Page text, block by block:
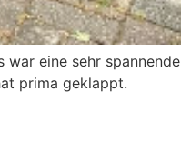
eine sehr spannende
prima geklappt.